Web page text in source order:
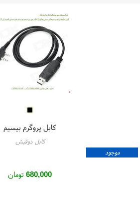
کابل پروگرم بیسیم
کابل دوفیش
موجود
680,000تومان